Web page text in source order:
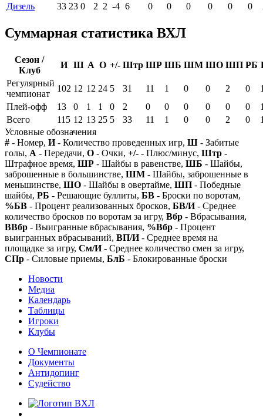
Дизель
33 23 0 2 2 -4 6 0 0 0 0 0 0
Суммарная статистика ВХЛ
Сезон /
Клуб
И Ш А О +/- Штр ШР ШБ ШМ ШО ШП РБ
Регулярный
чемпионат
102 12 12 24 5 31 11 1 0 0 2 0
Плей-офф
13 0 1 1 0 2 0 0 0 0 0 0
Всего
115 12 13 25 5 33 11 1 0 0 2 0
Условные обозначения
# - Номер, И- Количество проведенных игр, Ш - Забитые
голы, А - Передачи, О - Очки, +/- - Плюс/минус, Штр -
Штрафное время, ШР - Шайбы в равенстве, ШБ - Шайбы,
заброшенные в большинстве, ШМ - Шайбы, заброшенные в
меньшинстве, ШО - Шайбы в овертайме, ШП - Победные
шайбы, РБ - Решающие буллиты, БВ - Броски по воротам,
%БВ - Процент реализованных бросков, БВ/И- Среднее
количество бросков по воротам за игру, Вбр - Вбрасывания,
ВВбр - Выигранные вбрасывания, %Вбр - Процент
выигранных вбрасываний, ВП/И- Среднее время на
площадке за игру, См/И- Среднее количество смен за игру,
СПр - Силовые приемы, БлБ - Блокированные броски
Новости
Медиа
Календарь
Таблицы
Игроки
Клубы
О Чемпионате
Документы
Антидопинг
Судейство